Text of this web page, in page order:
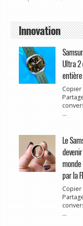
Innovation
Ultra
Copier
...
Le
par la
Copier
...